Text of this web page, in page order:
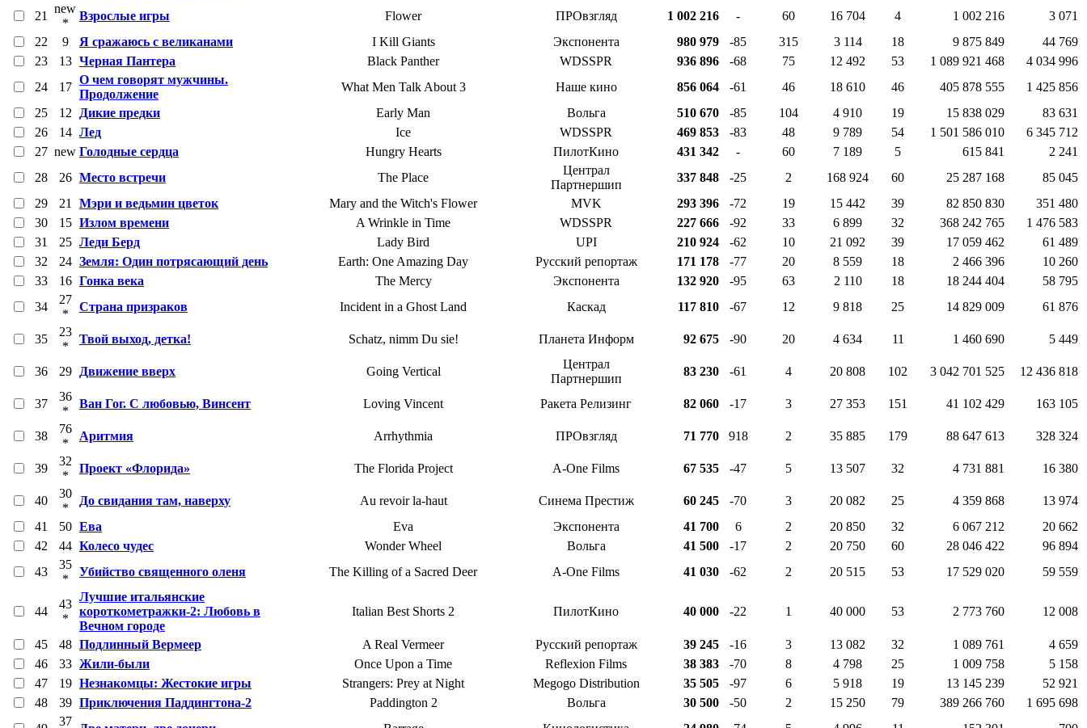
21
new
*
Взрослые игры Flower ПРОвзгляд 1 002 216 - 60 16 704 4 1 002 216
3 071
22
9 Я сражаюсь с великанами I Kill Giants Экспонента 980 979 -85 315 3 114 18 9 875 849
44 769
23
13 Черная Пантера Black Panther WDSSPR 936 896 -68 75 12 492 53 1 089 921 468
4 034 996
24
17
О чем говорят мужчины.
Продолжение
What Men Talk About 3 Наше кино 856 064 -61 46 18 610 46 405 878 555
1 425 856
25
12 Дикие предки Early Man Вольга 510 670 -85 104 4 910 19 15 838 029
83 631
26
14 Лед Ice WDSSPR 469 853 -83 48 9 789 54 1 501 586 010
6 345 712
27 new Голодные сердца Hungry Hearts ПилотКино 431 342 - 60 7 189 5 615 841
2 241
28
26 Место встречи The Place
Централ
Партнершип
337 848 -25 2 168 924 60 25 287 168
85 045
29
21 Мэри и ведьмин цветок Mary and the Witch's Flower MVK 293 396 -72 19 15 442 39 82 850 830
351 480
30
15 Излом времени A Wrinkle in Time WDSSPR 227 666 -92 33 6 899 32 368 242 765
1 476 583
31
25 Леди Берд Lady Bird UPI 210 924 -62 10 21 092 39 17 059 462
61 489
32
24 Земля: Один потрясающий день Earth: One Amazing Day Русский репортаж 171 178 -77 20 8 559 18 2 466 396
10 260
33
16 Гонка века The Mercy Экспонента 132 920 -95 63 2 110 18 18 244 404
58 795
34
27
*
Страна призраков Incident in a Ghost Land Каскад 117 810 -67 12 9 818 25 14 829 009 61 876
35
23
*
Твой выход, детка! Schatz, nimm Du sie! Планета Информ 92 675 -90 20 4 634 11 1 460 690 5 449
36 29 Движение вверх Going Vertical
Централ
Партнершип
83 230 -61 4 20 808 102 3 042 701 525 12 436 818
37
36
*
Ван Гог. С любовью, Винсент Loving Vincent Ракета Релизинг 82 060 -17 3 27 353 151 41 102 429 163 105
38
76
*
Аритмия Arrhythmia ПРОвзгляд 71 770 918 2 35 885 179 88 647 613 328 324
39
32
*
Проект «Флорида» The Florida Project A-One Films 67 535 -47 5 13 507 32 4 731 881 16 380
40
30
*
До свидания там, наверху Au revoir la-haut Синема Престиж 60 245 -70 3 20 082 25 4 359 868
13 974
41
50 Ева Eva Экспонента 41 700 6 2 20 850 32 6 067 212
20 662
42
44 Колесо чудес Wonder Wheel Вольга 41 500 -17 2 20 750 60 28 046 422
96 894
43
35
*
Убийство священного оленя The Killing of a Sacred Deer A-One Films 41 030 -62 2 20 515 53 17 529 020 59 559
44
43
*
Лучшие итальянские
короткометражки-2: Любовь в
Вечном городе
Italian Best Shorts 2 ПилотКино 40 000 -22 1 40 000 53 2 773 760 12 008
45 48 Подлинный Вермеер A Real Vermeer Русский репортаж 39 245 -16 3 13 082 32 1 089 761
4 659
46
33 Жили-были Once Upon a Time Reflexion Films 38 383 -70 8 4 798 25 1 009 758
5 158
47
19 Незнакомцы: Жестокие игры Strangers: Prey at Night Megogo Distribution 35 505 -97 6 5 918 19 13 145 239
52 921
48
39 Приключения Паддингтона-2 Paddington 2 Вольга 30 500 -50 2 15 250 79 389 266 760
1 695 698
37